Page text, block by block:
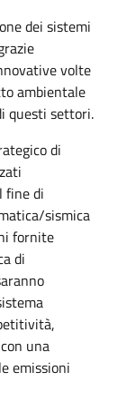
dei sistemi
volte
ambientale
questi settori.
di
fine di
sismica
fornite
di
una
emissioni